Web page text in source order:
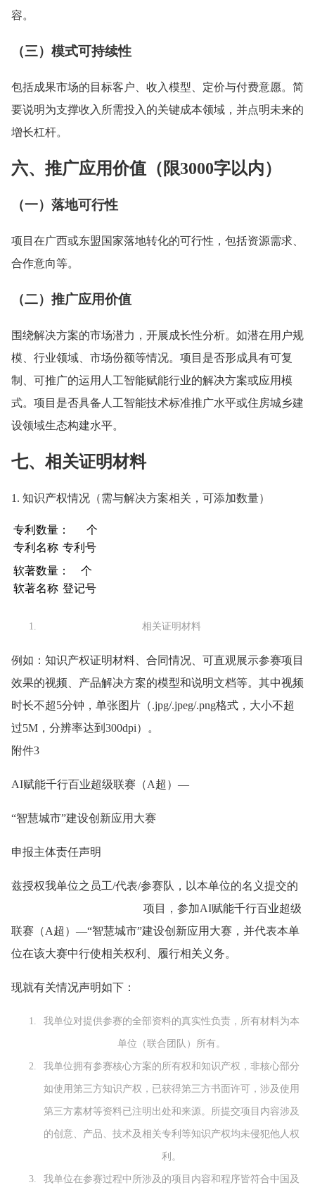
容。
（三）模式可持续性
包括成果市场的目标客户、收入模型、定价与付费意愿。简
要说明为支撑收入所需投入的关键成本领域，并点明未来的
增长杠杆。
六、推广应用价值（限3000字以内）
（一）落地可行性
项目在广西或东盟国家落地转化的可行性，包括资源需求、
合作意向等。
（二）推广应用价值
围绕解决方案的市场潜力，开展成长性分析。如潜在用户规
模、行业领域、市场份额等情况。项目是否形成具有可复
制、可推广的运用人工智能赋能行业的解决方案或应用模
式。项目是否具备人工智能技术标准推广水平或住房城乡建
设领域生态构建水平。
七、相关证明材料
1. 知识产权情况（需与解决方案相关，可添加数量）
专利数量： 个
专利名称 专利号
软著数量： 个
软著名称 登记号
相关证明材料
例如：知识产权证明材料、合同情况、可直观展示参赛项目
效果的视频、产品解决方案的模型和说明文档等。其中视频
时长不超5分钟，单张图片（.jpg/.jpeg/.png格式，大小不超
过5M，分辨率达到300dpi）。
附件3
AI赋能千行百业超级联赛（A超）—
“智慧城市”建设创新应用大赛
申报主体责任声明
兹授权我单位之员工/代表/参赛队，以本单位的名义提交的
项目，参加AI赋能千行百业超级
联赛（A超）—“智慧城市”建设创新应用大赛，并代表本单
位在该大赛中行使相关权利、履行相关义务。
现就有关情况声明如下：
我单位对提供参赛的全部资料的真实性负责，所有材料为本
单位（联合团队）所有。
我单位拥有参赛核心方案的所有权和知识产权，非核心部分
如使用第三方知识产权，已获得第三方书面许可，涉及使用
第三方素材等资料已注明出处和来源。所提交项目内容涉及
的创意、产品、技术及相关专利等知识产权均未侵犯他人权
利。
我单位在参赛过程中所涉及的项目内容和程序皆符合中国及